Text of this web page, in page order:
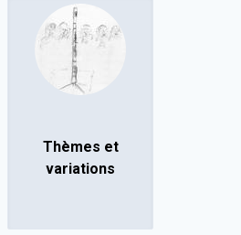
Thèmes et
variations